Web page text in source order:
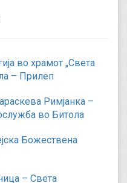
во храмот „Света
– Прилеп
Римјанка –
во Битола
Божествена
– Света